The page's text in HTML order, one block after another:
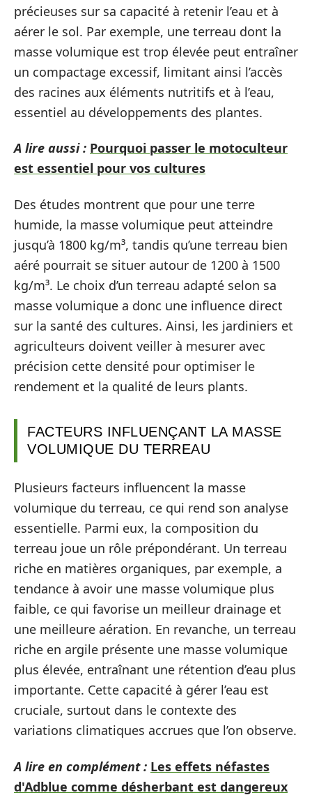
précieuses sur sa capacité à retenir l’eau et à
aérer le sol. Par exemple, une terreau dont la
masse volumique est trop élevée peut entraîner
un compactage excessif, limitant ainsi l’accès
des racines aux éléments nutritifs et à l’eau,
essentiel au développements des plantes.
A lire aussi : Pourquoi passer le motoculteur
est essentiel pour vos cultures
Des études montrent que pour une terre
humide, la masse volumique peut atteindre
jusqu’à 1800 kg/m³, tandis qu’une terreau bien
aéré pourrait se situer autour de 1200 à 1500
kg/m³. Le choix d’un terreau adapté selon sa
masse volumique a donc une influence direct
sur la santé des cultures. Ainsi, les jardiniers et
agriculteurs doivent veiller à mesurer avec
précision cette densité pour optimiser le
rendement et la qualité de leurs plants.
FACTEURS INFLUENÇANT LA MASSE
VOLUMIQUE DU TERREAU
Plusieurs facteurs influencent la masse
volumique du terreau, ce qui rend son analyse
essentielle. Parmi eux, la composition du
terreau joue un rôle prépondérant. Un terreau
riche en matières organiques, par exemple, a
tendance à avoir une masse volumique plus
faible, ce qui favorise un meilleur drainage et
une meilleure aération. En revanche, un terreau
riche en argile présente une masse volumique
plus élevée, entraînant une rétention d’eau plus
importante. Cette capacité à gérer l’eau est
cruciale, surtout dans le contexte des
variations climatiques accrues que l’on observe.
A lire en complément : Les effets néfastes
d'Adblue comme désherbant est dangereux